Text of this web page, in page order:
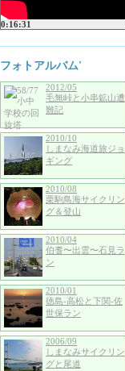
0:16:31
フォトアルバム'
2012/05
毛無峠と小串鉱山遭
難記
2010/10
しまなみ海道旅ジョ
ギング
2010/08
栗駒鳥海サイクリン
グ＆登山
2010/04
伯耆〜出雲〜石見ラ
ン
2010/01
徳島-高松と下関-佐
世保ラン
2006/09
しまなみサイクリン
グと尾道